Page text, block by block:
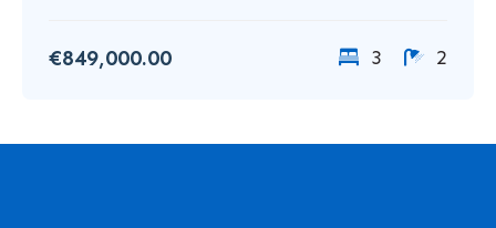
€849,000.00 3 2